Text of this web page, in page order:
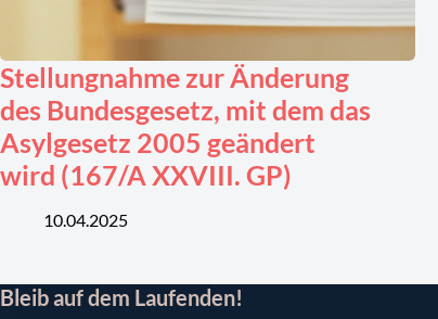
Stellungnahme zur Änderung
des Bundesgesetz, mit dem das
Asylgesetz 2005 geändert
wird (167/A XXVIII. GP)
10.04.2025
Bleib auf dem Laufenden!